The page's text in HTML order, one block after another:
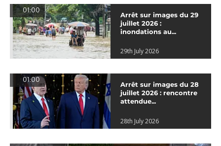
01:00
Arrêt sur images du 29
juillet 2026 :
inondations au...
29th July 2026
01:00
Arrêt sur images du 28
juillet 2026 : rencontre
attendue...
28th July 2026